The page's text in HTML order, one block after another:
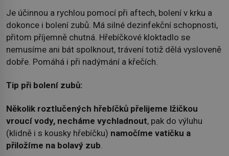
Je účinnou a rychlou pomocí při aftech, bolení v krku a
dokonce i bolení zubů. Má silné dezinfekční schopnosti,
přitom příjemně chutná. Hřebíčkové kloktadlo se
nemusíme ani bát spolknout, trávení totiž dělá vysloveně
dobře. Pomáhá i při nadýmání a křečích.
Tip při bolení zubů:
Několik roztlučených hřebíčků přelijeme lžičkou
vroucí vody, necháme vychladnout, pak do výluhu
(klidně i s kousky hřebíčku) namočíme vatičku a
přiložíme na bolavý zub.